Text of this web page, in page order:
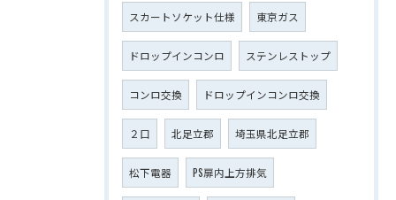
スカートソケット仕様 東京ガス
ドロップインコンロ ステンレストップ
コンロ交換 ドロップインコンロ交換
２口 北足立郡 埼玉県北足立郡
松下電器 PS扉内上方排気